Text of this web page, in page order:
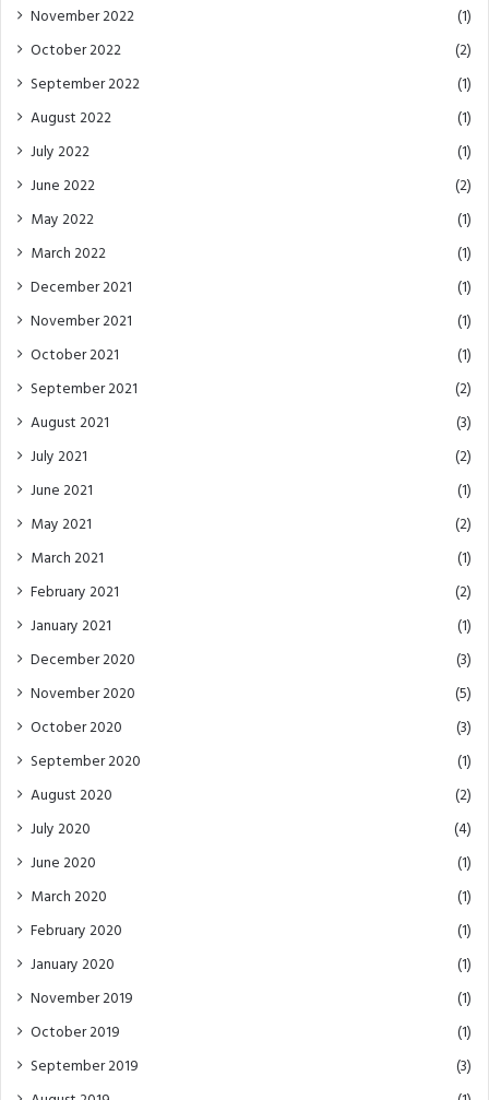
November 2022
(1)
October 2022
(2)
September 2022
(1)
August 2022
(1)
July 2022
(1)
June 2022
(2)
May 2022
(1)
March 2022
(1)
December 2021
(1)
November 2021
(1)
October 2021
(1)
September 2021
(2)
August 2021
(3)
July 2021
(2)
June 2021
(1)
May 2021
(2)
March 2021
(1)
February 2021
(2)
January 2021
(1)
December 2020
(3)
November 2020
(5)
October 2020
(3)
September 2020
(1)
August 2020
(2)
July 2020
(4)
June 2020
(1)
March 2020
(1)
February 2020
(1)
January 2020
(1)
November 2019
(1)
October 2019
(1)
September 2019
(3)